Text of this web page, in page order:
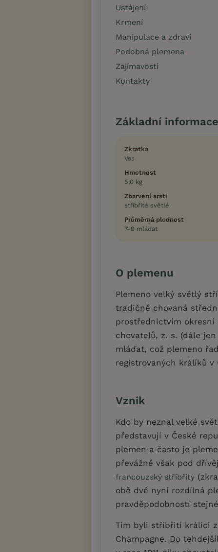
Ustájení
Krmení
Manipulace a zdraví
Podobná plemena
Zajímavosti
Kontakty
Základní informace
Zkratka
Vss
Hmotnost
5,0 kg
Zbarvení srsti
stříbřité světlé
Průměrná plodnost
7-9 mláďat
O plemenu
Plemeno velký světlý
tradičně chovaná
prostřednictvím okresní
chovatelů, z. s. (dále
mláďat, což plemeno
registrovaných králíků v
Vznik
Kdo by neznal velké
představují v České
plemen a často je
převážně však pod
francouzský stříbřitý
obě dvě nyní rozdílná
pravděpodobností
Tím byli stříbřití králíci z
Champagne. Do